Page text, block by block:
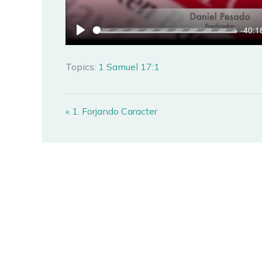
PLAY
-
Topics: 1 Samuel 17:1
« 1. Forjando Caracter